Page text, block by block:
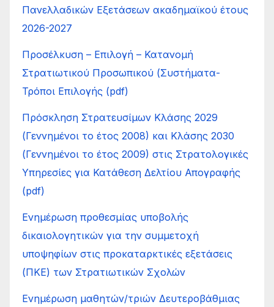
Πανελλαδικών Εξετάσεων ακαδημαϊκού έτους
2026-2027
Προσέλκυση – Επιλογή – Κατανοµή
Στρατιωτικού Προσωπικού (Συστήµατα-
Τρόποι Επιλογής (pdf)
Πρόσκληση Στρατευσίμων Κλάσης 2029
(Γεννημένοι το έτος 2008) και Κλάσης 2030
(Γεννημένοι το έτος 2009) στις Στρατολογικές
Υπηρεσίες για Κατάθεση Δελτίου Απογραφής
(pdf)
Ενημέρωση προθεσμίας υποβολής
δικαιολογητικών για την συμμετοχή
υποψηφίων στις προκαταρκτικές εξετάσεις
(ΠΚΕ) των Στρατιωτικών Σχολών
Ενημέρωση μαθητών/τριών Δευτεροβάθμιας